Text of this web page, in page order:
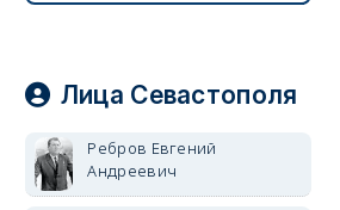
Лица Севастополя
Ребров Евгений
Андреевич